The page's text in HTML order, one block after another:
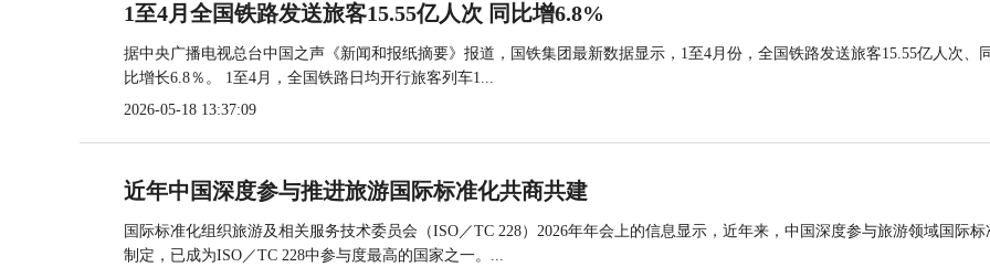
1至4月全国铁路发送旅客15.55亿人次 同比增6.8%
据中央广播电视总台中国之声《新闻和报纸摘要》报道，国铁集团最新数据显示，1至4月份，全国铁路发送旅客15.55亿人次、
比增长6.8％。 1至4月，全国铁路日均开行旅客列车1...
2026-05-18 13:37:09
近年中国深度参与推进旅游国际标准化共商共建
国际标准化组织旅游及相关服务技术委员会（ISO／TC 228）2026年年会上的信息显示，近年来，中国深度参与旅游领域国际标
制定，已成为ISO／TC 228中参与度最高的国家之一。...